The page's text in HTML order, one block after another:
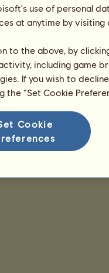
use of personal
at anytime by
to the above, by
including game
If you wish to
the “Set Cookie
Cookie